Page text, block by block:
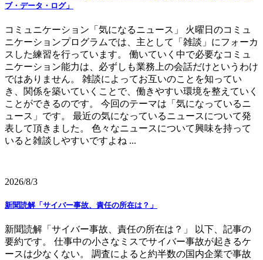
ブ・データ・ログ」
コミュニケーション「気になるニュース」 火曜日のコミュ
ニケーションプログラムでは、主として「雑談」にフォーカ
スした練習を行っています。 働いていく中で必要なコミュ
ニケーション能力は、必ずしも業務上の会話だけというわけ
ではありません。 雑談によってお互いのことを知ってい
き、関係を築いていくことで、働きやすい環境を整えていく
ことができるのです。 今回のテーマは「気になっているニ
ュース」です。 最近の気になっているニュースについて発
表して頂きました。 色々なニュースについて興味を持って
いると雑談しやすいですよね ...
2026/8/3
新聞読解「サイバー事故、責任の所在は？」
新聞読解「サイバー事故、責任の所在は？」 以下、記事の
要約です。 仕事中の小さなミスでサイバー事故が起きるケ
ースは少なくない。 調査によると約半数の国内企業で事故